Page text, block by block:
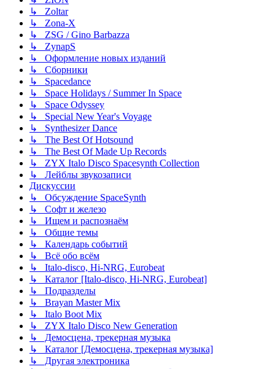
↳ Zoltar
↳ Zona-X
↳ ZSG / Gino Barbazza
↳ ZynapS
↳ Оформление новых изданий
↳ Сборники
↳ Spacedance
↳ Space Holidays / Summer In Space
↳ Space Odyssey
↳ Special New Year's Voyage
↳ Synthesizer Dance
↳ The Best Of Hotsound
↳ The Best Of Made Up Records
↳ ZYX Italo Disco Spacesynth Collection
↳ Лейблы звукозаписи
Дискуссии
↳ Обсуждение SpaceSynth
↳ Софт и железо
↳ Ищем и распознаём
↳ Общие темы
↳ Календарь событий
↳ Всё обо всём
↳ Italo-disco, Hi-NRG, Eurobeat
↳ Каталог [Italo-disco, Hi-NRG, Eurobeat]
↳ Подразделы
↳ Brayan Master Mix
↳ Italo Boot Mix
↳ ZYX Italo Disco New Generation
↳ Демосцена, трекерная музыка
↳ Каталог [Демосцена, трекерная музыка]
↳ Другая электроника